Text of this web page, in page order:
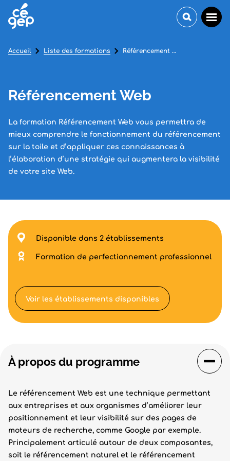
Référencement Web
La formation Référencement Web vous permettra de
mieux comprendre le fonctionnement du référencement
sur la toile et d’appliquer ces connaissances à
l’élaboration d’une stratégie qui augmentera la visibilité
de votre site Web.
Accueil Liste des formations Référencement Web
À propos du programme
Le référencement Web est une technique permettant
aux entreprises et aux organismes d’améliorer leur
positionnement et leur visibilité sur des pages de
moteurs de recherche, comme Google par exemple.
Principalement articulé autour de deux composantes,
soit le référencement naturel et le référencement
Disponible dans 2 établissements
Formation de perfectionnement professionnel
Voir les établissements disponibles